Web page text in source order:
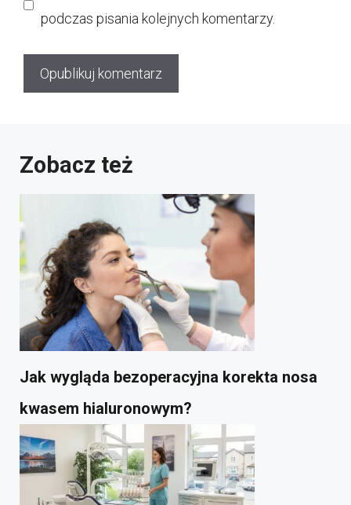
podczas pisania kolejnych komentarzy.
Zobacz też
Jak wygląda bezoperacyjna korekta nosa
kwasem hialuronowym?